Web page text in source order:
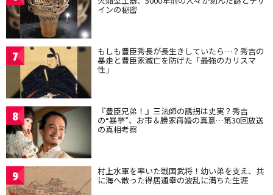
インの秘密
7 もしも豊臣秀長が長生きしていたら…？秀吉の
暴走と豊臣家滅亡を防げた「最強のカリスマ
性」
8 『豊臣兄弟！』三法師の誘拐は史実？秀吉
の“暴挙”、お市＆勝家再婚の真意…第30回放送
の真相考察
9 村上水軍を率いた戦国武将！幼い弟を支え、共
に海へ散った得居通幸の波乱に満ちた生涯